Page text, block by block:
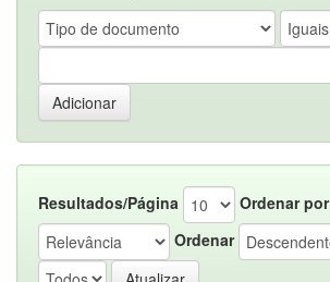
Resultados/Página
Ordenar por
Ordenar